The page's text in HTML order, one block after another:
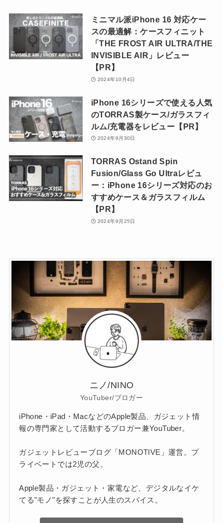
ミニマル派iPhone 16 対応ケー
スの最適解：ケースフィニット
「THE FROST AIR ULTRA/THE
INVISIBLE AIR」レビュー
【PR】
2024年10月4日
iPhone 16シリーズで使える人気
のTORRAS製ケース/ガラスフィ
ルム/充電器をレビュー【PR】
2024年9月30日
TORRAS Ostand Spin
Fusion/Glass Go Ultraレビュ
ー：iPhone 16シリーズ対応のお
すすめケース＆ガラスフィルム
【PR】
2024年9月25日
ニノ/NINO
YouTuber/ブロガー
iPhone・iPad・MacなどのApple製品、ガジェット情
報の専門家として活動するブロガー兼YouTuber。
ガジェットレビューブログ「MONOTIVE」運営。プ
ライベートでは2児の父。
Apple製品・ガジェット・家電など、デジタルなイケ
てる"モノ"を探すことが人生のスパイス。